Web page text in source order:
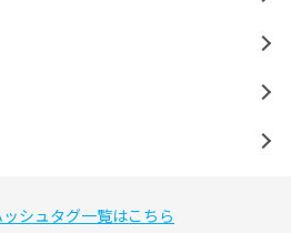
シュタグ一覧はこちら